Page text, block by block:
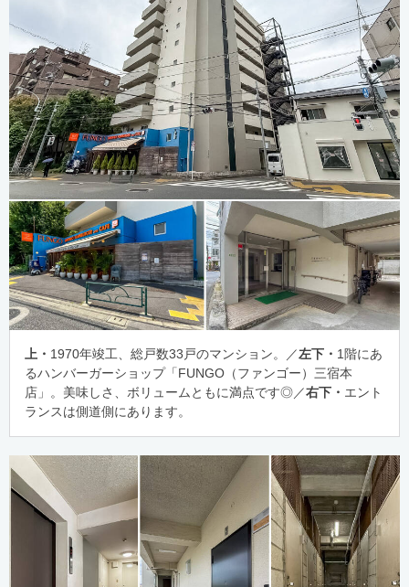
上・ 1970年竣工、総戸数33戸のマンション。／左下・ 1階にあ
るハンバーガーショップ「FUNGO（ファンゴー）三宿本
店」。美味しさ、ボリュームともに満点です◎／右下・ エント
ランスは側道側にあります。